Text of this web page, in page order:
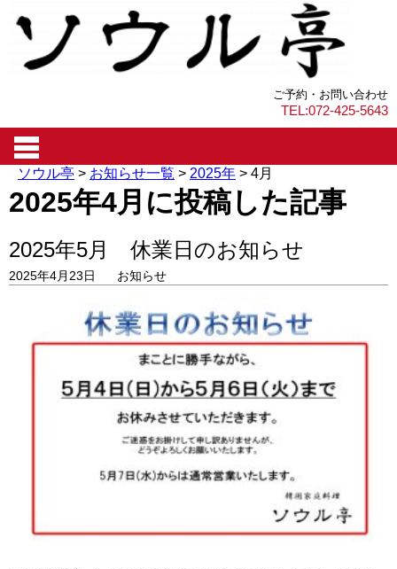
ご予約・お問い合わせ
TEL:072-425-5643
ソウル亭 > お知らせ一覧 > 2025年 > 4月
2025年4月に投稿した記事
2025年5月 休業日のお知らせ
2025年4月23日 お知らせ